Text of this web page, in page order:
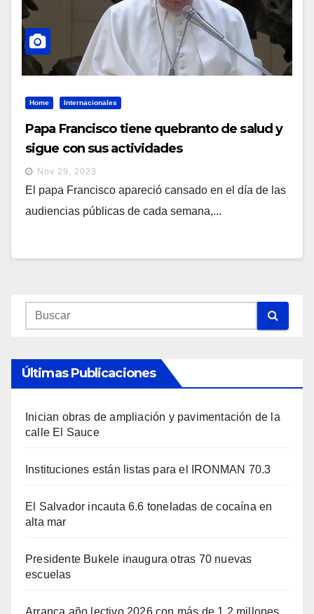
Home Internacionales
Papa Francisco tiene quebranto de salud y
sigue con sus actividades
Nov 29, 2023
El papa Francisco apareció cansado en el día de las
audiencias públicas de cada semana,...
Últimas Publicaciones
Inician obras de ampliación y pavimentación de la
calle El Sauce
Instituciones están listas para el IRONMAN 70.3
El Salvador incauta 6.6 toneladas de cocaína en
alta mar
Presidente Bukele inaugura otras 70 nuevas
escuelas
Arranca año lectivo 2026 con más de 1.2 millones